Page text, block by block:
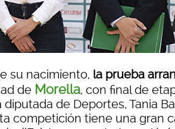
su nacimiento, la prueba
de Morella, con final de
de Deportes, Tania
competición tiene una gran